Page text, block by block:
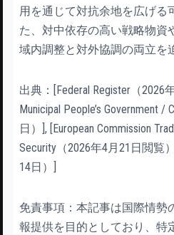
用を通じて対抗余地を広げる
た、対中依存の高い戦略物資
域内調整と対外協調の両立を
出典：[Federal Register（2026
Municipal People’s Government /
日）], [European Commission
Security（2026年4月21日閲覧
14日）]
免責事項：本記事は国際情勢
報提供を目的としており、特